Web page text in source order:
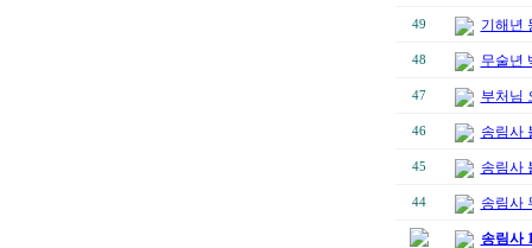
49 기해년
48 무술년
47 부처님
46 송림사
45 송림사
44 송림사
송림사